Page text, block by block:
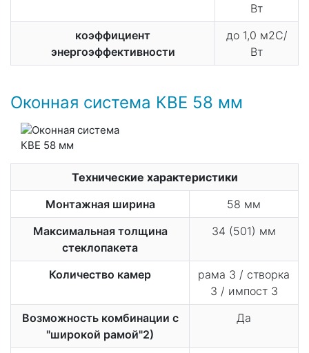
Вт
коэффициент
энергоэффективности
до 1,0 м2С/
Вт
Оконная система КВЕ 58 мм
Технические характеристики
Монтажная ширина
58 мм
Максимальная толщина
стеклопакета
34 (501) мм
Количество камер
рама 3 / створка
3 / импост 3
Возможность комбинации с
"широкой рамой"2)
Да